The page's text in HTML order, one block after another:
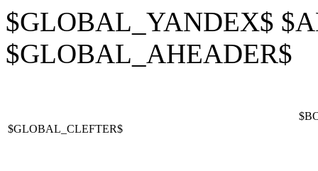
$GLOBAL_YANDEX$
$GLOBAL_AHEADER$
$GLOBAL_CLEFTER$